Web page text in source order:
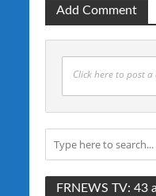
Add Comment
Click here to post a
FRNEWS TV: 43